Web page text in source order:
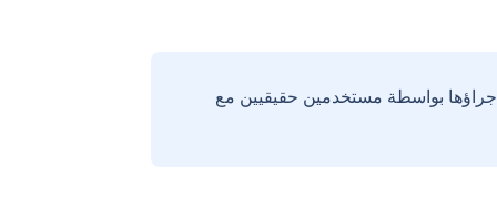
بواسطة مستخدمين حقيقيين مع